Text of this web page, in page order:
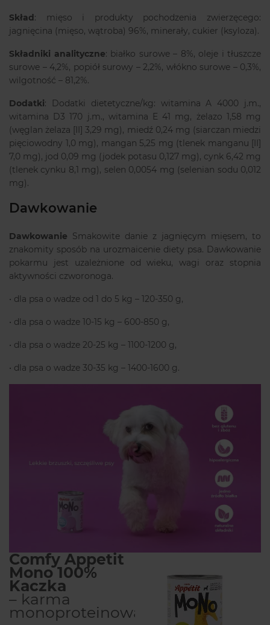
Skład: mięso i produkty pochodzenia zwierzęcego:
jagnięcina (mięso, wątroba) 96%, minerały, cukier (ksyloza).
Składniki analityczne: białko surowe – 8%, oleje i tłuszcze
surowe – 4,2%, popiół surowy – 2,2%, włókno surowe – 0,3%,
wilgotność – 81,2%.
Dodatki: Dodatki dietetyczne/kg: witamina A 4000 j.m.,
witamina D3 170 j.m., witamina E 41 mg, żelazo 1,58 mg
(węglan żelaza [II] 3,29 mg), miedź 0,24 mg (siarczan miedzi
pięciowodny 1,0 mg), mangan 5,25 mg (tlenek manganu [II]
7,0 mg), jod 0,09 mg (jodek potasu 0,127 mg), cynk 6,42 mg
(tlenek cynku 8,1 mg), selen 0,0054 mg (selenian sodu 0,012
mg).
Dawkowanie
Dawkowanie Smakowite danie z jagnięcym mięsem, to
znakomity sposób na urozmaicenie diety psa. Dawkowanie
pokarmu jest uzależnione od wieku, wagi oraz stopnia
aktywności czworonoga.
• dla psa o wadze od 1 do 5 kg – 120-350 g,
• dla psa o wadze 10-15 kg – 600-850 g,
• dla psa o wadze 20-25 kg – 1100-1200 g,
• dla psa o wadze 30-35 kg – 1400-1600 g.
Comfy Appetit
Mono 100%
Kaczka
– karma
monoproteinowa